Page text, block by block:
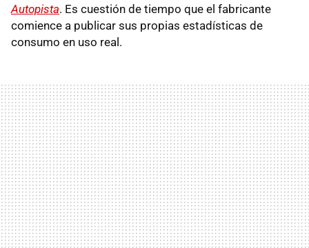
Autopista. Es cuestión de tiempo que el fabricante
comience a publicar sus propias estadísticas de
consumo en uso real.